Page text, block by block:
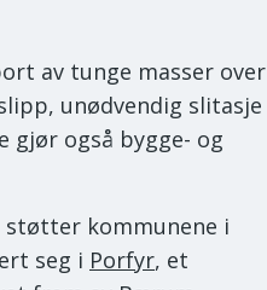
av tunge masser over
unødvendig slitasje
gjør også bygge- og
kommunene i
seg i Porfyr, et